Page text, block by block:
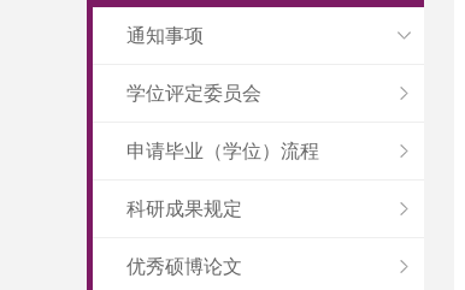
通知事项
学位评定委员会
申请毕业（学位）流程
科研成果规定
优秀硕博论文